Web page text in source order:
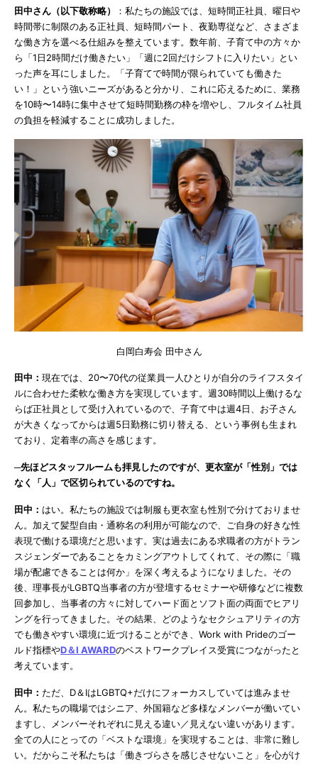
田中さん（以下敬称略）
：私たちの施設では、短時間正社員、曜日や
時間帯に制限のある正社員、短時間パート、夜勤専従など、さまざま
な働き方を選べる仕組みを整えています。数年前、子育て中の方々か
ら「1日2時間だけ働きたい」「週に2回だけシフトに入りたい」とい
った声を耳にしました。「子育てで時間が限られていても働きた
い！」という強いニーズがあると分かり、これに応えるために、業務
を10時〜14時に集中させて短時間勤務の枠を増やし、フルタイム社員
の負担を軽減することに成功しました。
白岡白寿会 田中さん
田中： 現在では、20〜70代の従業員一人ひとりが自分のライフスタイ
ルに合わせた柔軟な働き方を実現しています。週30時間以上働けるな
らば正社員として受け入れているので、子育て中は週4日、お子さん
が大きくなってからは週5日勤務に切り替える、という事例も生まれ
ており、定着率の高さを感じます。
─先ほどスタッフルームも拝見したのですが、更衣室が「性別」では
なく「人」で区切られているのですね。
田中： はい。私たちの施設では制服も更衣室も性別で分けておりませ
ん。加えて髪型自由・通称名の利用が可能なので、ご自身の好きな性
表現で働ける環境だと思います。実は過去にある求職者の方がトラン
スジェンダーであることをカミングアウトしてくれて、その際に「職
場が配慮できることは何か」を深く考えるようになりました。その
後、理事長がLGBTQ当事者の方が登壇するセミナーや研修などに複数
回参加し、当事者の方々に対してハード面とソフト面の両面でヒアリ
ングを行ってきました。その結果、どのようなセクシュアリティの方
でも働きやすい環境に近づけることができ、Work with Prideのゴー
ルド指標やD＆I AWARDのベストワークプレイス受賞につながったと
考えています。
田中： ただ、D＆IはLGBTQ+だけにフォーカスしていては進みませ
ん。私たちの職場ではシニア、外国籍など多様なメンバーが働いてい
ますし、メンバーそれぞれに見える違い／見えない違いがあります。
全ての人にとっての「ベストな環境」を実現することは、非常に難し
い。だからこそ私たちは「働きづらさを感じさせないこと」を心がけ